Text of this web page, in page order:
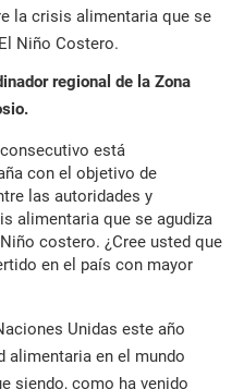
la crisis alimentaria que se
Niño Costero.
regional de la Zona
está
con el objetivo de
las autoridades y
alimentaria que se agudiza
costero. ¿Cree usted que
en el país con mayor
Unidas este año
alimentaria en el mundo
siendo, como ha venido